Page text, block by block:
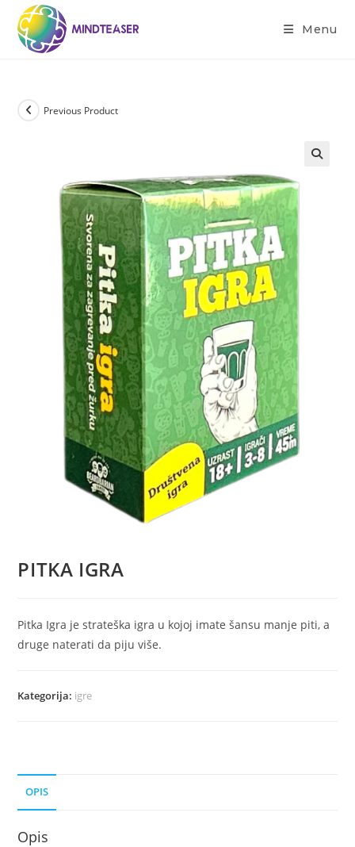
Menu
Previous Product
PITKA IGRA
Pitka Igra je strateška igra u kojoj imate šansu manje piti, a
druge naterati da piju više.
Kategorija: igre
OPIS
Opis